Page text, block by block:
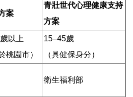
案
青壯世代心理健康支持
方案
以上
桃園市）
15–45歲
（具健保身分）
衛生福利部